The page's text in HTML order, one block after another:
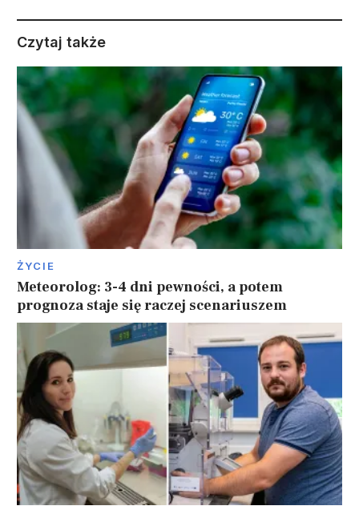
Czytaj także
ŻYCIE
Meteorolog: 3-4 dni pewności, a potem
prognoza staje się raczej scenariuszem